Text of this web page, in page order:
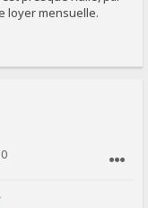
loyer mensuelle.